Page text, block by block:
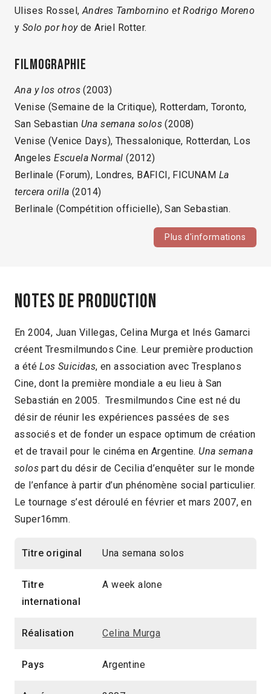
Ulises Rossel,Andres Tambornino et Rodrigo Moreno
y Solo por hoyde Ariel Rotter.
Filmographie
Ana y los otros (2003)
Venise (Semaine de la Critique), Rotterdam, Toronto,
San Sebastian Una semana solos (2008)
Venise (Venice Days), Thessalonique, Rotterdan, Los
AngelesEscuela Normal (2012)
Berlinale (Forum), Londres, BAFICI, FICUNAM La
tercera orilla (2014)
Berlinale (Compétition officielle), San Sebastian.
Plus d'informations
Notes de production
En 2004, Juan Villegas, Celina Murga et Inés Gamarci
créent Tresmilmundos Cine. Leur première production
a étéLos Suicidas, en association avec Tresplanos
Cine, dont la première mondiale a eu lieu à San
Sebastián en 2005. Tresmilmundos Cine est né du
désir de réunir les expériences passées de ses
associés et de fonder un espace optimum de création
et de travail pour le cinéma en Argentine. Una semana
solos part du désir de Cecilia d’enquêter sur le monde
de l’enfance à partir d’un phénomène social particulier.
Le tournage s’est déroulé en février et mars 2007, en
Super16mm.
Titre original Una semana solos
Titre
international
A week alone
Réalisation Celina Murga
Pays Argentine